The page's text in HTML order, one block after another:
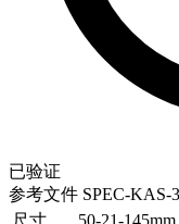
已验证
参考文件 SPEC-KAS-
尺寸
50-21-